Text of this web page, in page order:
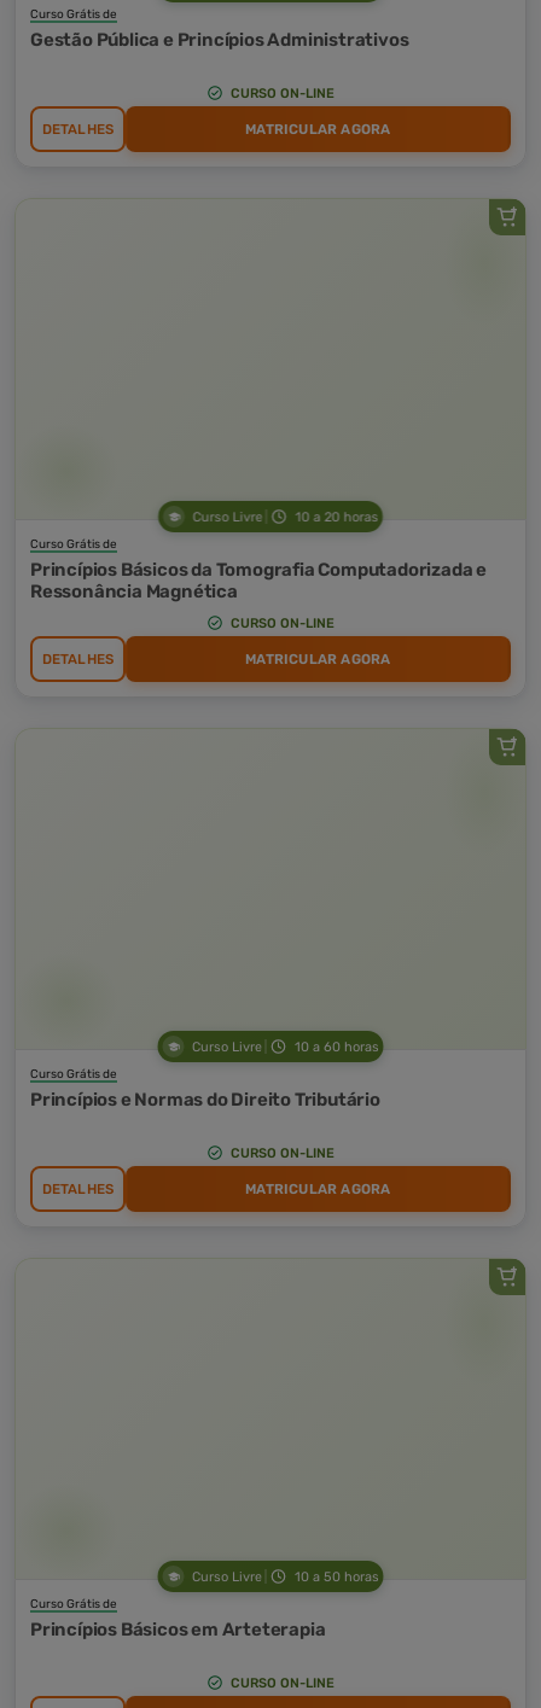
Curso Grátis de
Gestão Pública e Princípios Administrativos
CURSO ON-LINE
DETALHES MATRICULAR AGORA
Curso Livre 10 a 20 horas
Curso Grátis de
Princípios Básicos da Tomografia Computadorizada e
Ressonância Magnética
CURSO ON-LINE
DETALHES MATRICULAR AGORA
Curso Livre 10 a 60 horas
Curso Grátis de
Princípios e Normas do Direito Tributário
CURSO ON-LINE
DETALHES MATRICULAR AGORA
Curso Livre 10 a 50 horas
Curso Grátis de
Princípios Básicos em Arteterapia
CURSO ON-LINE